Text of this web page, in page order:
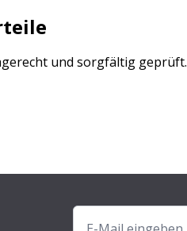
und sorgfältig geprüft.